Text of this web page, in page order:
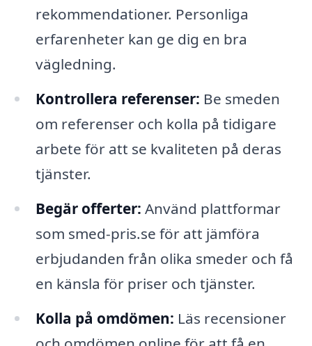
rekommendationer. Personliga
erfarenheter kan ge dig en bra
vägledning.
Kontrollera referenser: Be smeden
om referenser och kolla på tidigare
arbete för att se kvaliteten på deras
tjänster.
Begär offerter: Använd plattformar
som smed-pris.se för att jämföra
erbjudanden från olika smeder och få
en känsla för priser och tjänster.
Kolla på omdömen: Läs recensioner